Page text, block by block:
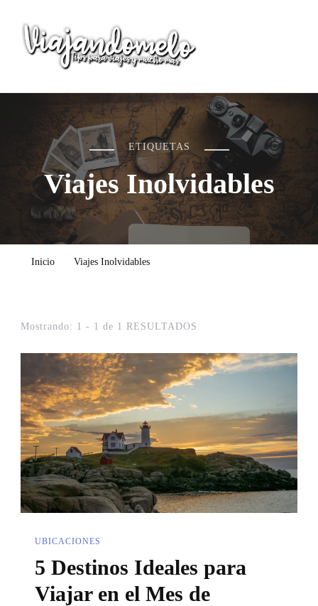
Viajandomelo
Todo lo que necesitas saber en tu próximo viaje
ETIQUETAS
Viajes Inolvidables
Inicio Viajes Inolvidables
Mostrando: 1 - 1 de 1 RESULTADOS
UBICACIONES
5 Destinos Ideales para
Viajar en el Mes de